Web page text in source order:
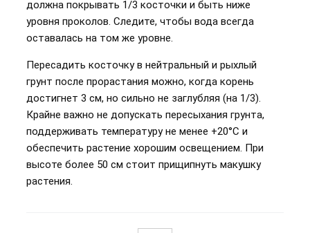
должна покрывать 1/3 косточки и быть ниже
уровня проколов. Следите, чтобы вода всегда
оставалась на том же уровне.
Пересадить косточку в нейтральный и рыхлый
грунт после прорастания можно, когда корень
достигнет 3 см, но сильно не заглубляя (на 1/3).
Крайне важно не допускать пересыхания грунта,
поддерживать температуру не менее +20°C и
обеспечить растение хорошим освещением. При
высоте более 50 см стоит прищипнуть макушку
растения.